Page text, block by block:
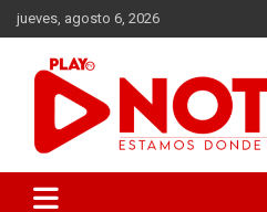
Saltar
al
contenido
jueves, agosto 6, 2026
Play Noticias